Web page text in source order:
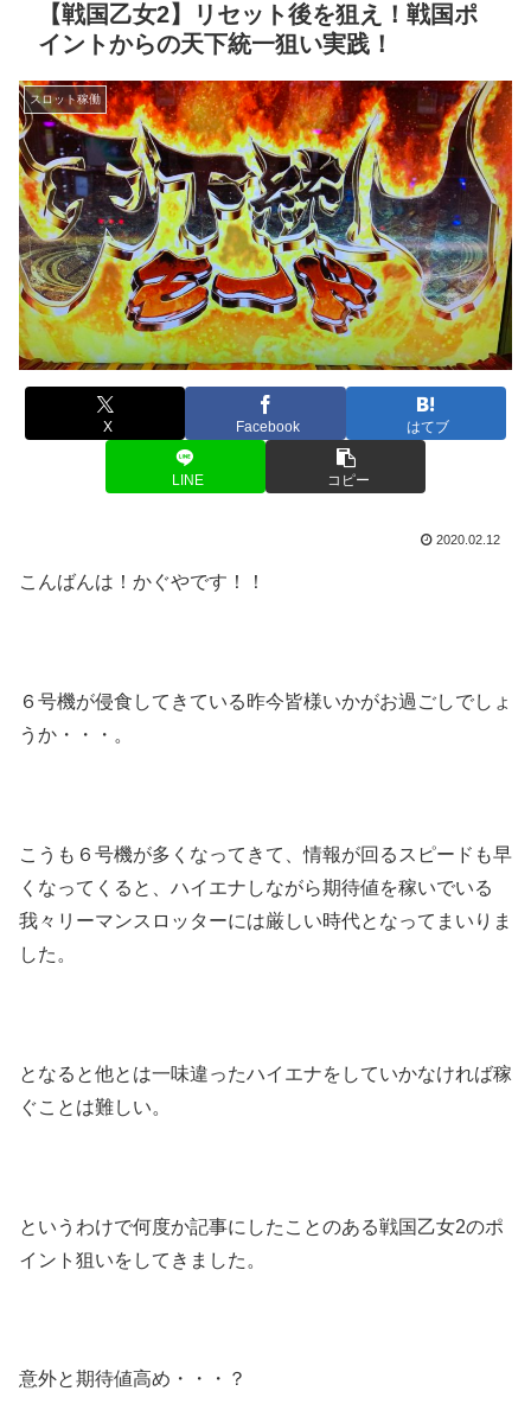
【戦国乙女2】リセット後を狙え！戦国ポ
イントからの天下統一狙い実践！
スロット稼働
X Facebook はてブ
LINE コピー
2020.02.12
こんばんは！かぐやです！！
６号機が侵食してきている昨今皆様いかがお過ごしでしょ
うか・・・。
こうも６号機が多くなってきて、情報が回るスピードも早
くなってくると、ハイエナしながら期待値を稼いでいる
我々リーマンスロッターには厳しい時代となってまいりま
した。
となると他とは一味違ったハイエナをしていかなければ稼
ぐことは難しい。
というわけで何度か記事にしたことのある戦国乙女2のポ
イント狙いをしてきました。
意外と期待値高め・・・？